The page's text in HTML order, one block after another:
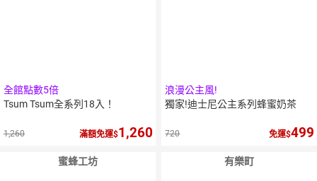
全館點數5倍
Tsum Tsum全系列18入！
1,260 滿額免運 1,260
浪漫公主風!
獨家!迪士尼公主系列蜂蜜奶茶
720 免運 499
蜜蜂工坊 有樂町